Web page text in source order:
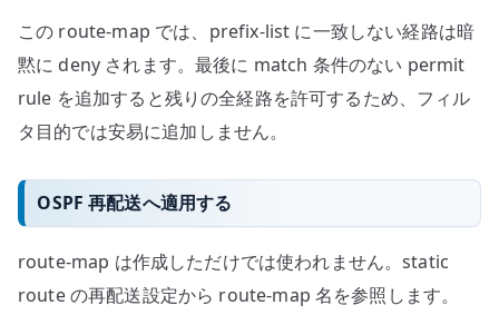
この route-map では、prefix-list に一致しない経路は暗
黙に deny されます。最後に match 条件のない permit
rule を追加すると残りの全経路を許可するため、フィル
タ目的では安易に追加しません。
OSPF 再配送へ適用する
route-map は作成しただけでは使われません。static
route の再配送設定から route-map 名を参照します。